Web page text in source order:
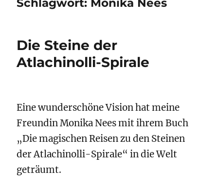
Schlagwort: Monika Nees
Die Steine der
Atlachinolli-Spirale
Eine wunderschöne Vision hat meine
Freundin Monika Nees mit ihrem Buch
„Die magischen Reisen zu den Steinen
der Atlachinolli-Spirale“in die Welt
geträumt.